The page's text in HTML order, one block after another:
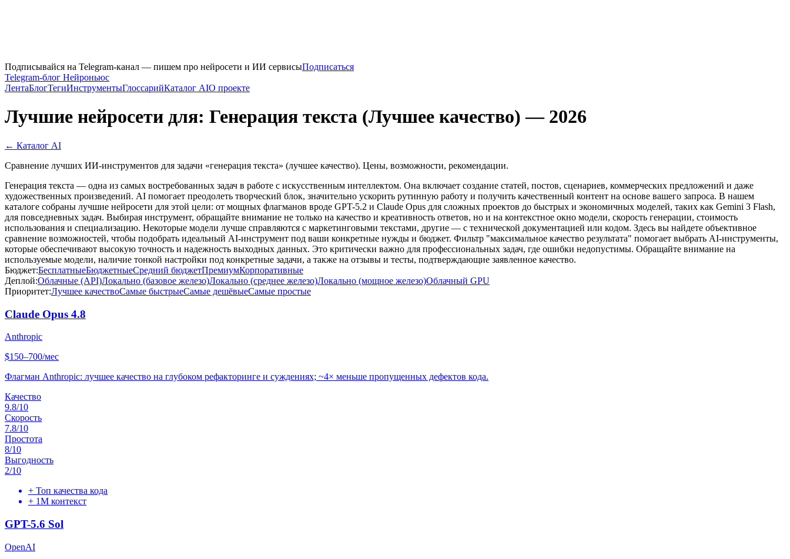
Подписывайся на Telegram-канал — пишем про нейросети и ИИ сервисыПодписаться
Telegram-блог Нейроньюс
ЛентаБлогТегиИнструментыГлоссарийКаталог AIО проекте
Лучшие нейросети для: Генерация текста (Лучшее качество) — 2026
← Каталог AI
Сравнение лучших ИИ-инструментов для задачи «генерация текста» (лучшее качество). Цены, возможности, рекомендации.
Генерация текста — одна из самых востребованных задач в работе с искусственным интеллектом. Она включает создание статей, постов, сценариев, коммерческих предложений и даже
художественных произведений. AI помогает преодолеть творческий блок, значительно ускорить рутинную работу и получить качественный контент на основе вашего запроса. В нашем
каталоге собраны лучшие нейросети для этой цели: от мощных флагманов вроде GPT-5.2 и Claude Opus для сложных проектов до быстрых и экономичных моделей, таких как Gemini 3 Flash,
для повседневных задач. Выбирая инструмент, обращайте внимание не только на качество и креативность ответов, но и на контекстное окно модели, скорость генерации, стоимость
использования и специализацию. Некоторые модели лучше справляются с маркетинговыми текстами, другие — с технической документацией или кодом. Здесь вы найдете объективное
сравнение возможностей, чтобы подобрать идеальный AI-инструмент под ваши конкретные нужды и бюджет. Фильтр "максимальное качество результата" помогает выбрать AI-инструменты,
которые обеспечивают высокую точность и надежность выходных данных. Это критически важно для профессиональных задач, где ошибки недопустимы. Обращайте внимание на
используемые модели, наличие тонкой настройки под конкретные задачи, а также на отзывы и тесты, подтверждающие заявленное качество.
Бюджет:БесплатныеБюджетныеСредний бюджетПремиумКорпоративные
Деплой:Облачные (API)Локально (базовое железо)Локально (среднее железо)Локально (мощное железо)Облачный GPU
Приоритет:Лучшее качествоСамые быстрыеСамые дешёвыеСамые простые
Claude Opus 4.8
Anthropic
$150–700/мес
Флагман Anthropic: лучшее качество на глубоком рефакторинге и суждениях; ~4× меньше пропущенных дефектов кода.
Качество
9.8/10
Скорость
7.8/10
Простота
8/10
Выгодность
2/10
+ Топ качества кода
+ 1M контекст
GPT-5.6 Sol
OpenAI